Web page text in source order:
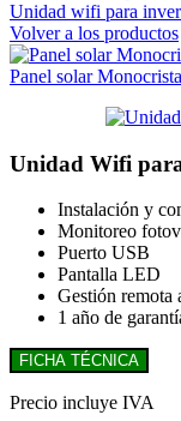
Unidad wifi para
Volver a los productos
Panel solar
Unidad Wifi
Instalación y
Monitoreo
Puerto USB
Pantalla LED
Gestión remota
1 año de
FICHA TÉCNICA
Precio incluye IVA